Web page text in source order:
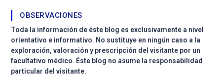
OBSERVACIONES
Toda la información de éste blog es exclusivamente a nivel
orientativo e informativo. No sustituye en ningún caso a la
exploración, valoración y prescripción del visitante por un
facultativo médico. Éste blog no asume la responsabilidad
particular del visitante.